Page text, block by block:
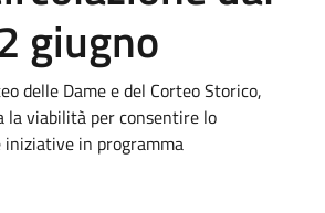
giugno
delle Dame e del Corteo Storico,
la viabilità per consentire lo
in programma